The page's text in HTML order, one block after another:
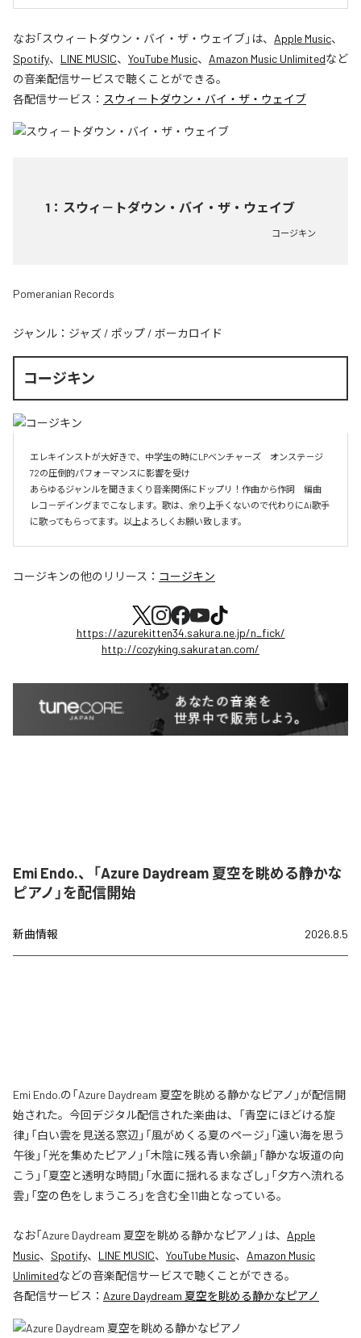
なお「スウィ－トダウン・バイ・ザ・ウェイブ」は、 Apple Music、
Spotify、 LINE MUSIC、 YouTube Music、 Amazon Music Unlimitedなど
の音楽配信サービスで聴くことができる。
各配信サービス： スウィ－トダウン・バイ・ザ・ウェイブ
1 ： スウィ－トダウン・バイ・ザ・ウェイブ
コージキン
Pomeranian Records
ジャンル： ジャズ / ポップ / ボーカロイド
コージキン
エレキインストが大好きで、中学生の時にLPベンチャ－ズ　オンステ－ジ
72の圧倒的パフォ－マンスに影響を受け
あらゆるジャンルを聞きまくり音楽関係にドップリ！作曲から作詞　編曲
レコ－デイングまでこなします。歌は、余り上手くないので代わりにAi歌手
に歌ってもらってます。以上よろしくお願い致します。
コージキンの他のリリース： コージキン
https://azurekitten34.sakura.ne.jp/n_fick/
http://cozyking.sakuratan.com/
Emi Endo.、「Azure Daydream 夏空を眺める静かな
ピアノ」を配信開始
新曲情報 2026.8.5
Emi Endo.の「Azure Daydream 夏空を眺める静かなピアノ」が配信開
始された。今回デジタル配信された楽曲は、「青空にほどける旋
律」「白い雲を見送る窓辺」「風がめくる夏のページ」「遠い海を思う
午後」「光を集めたピアノ」「木陰に残る青い余韻」「静かな坂道の向
こう」「夏空と透明な時間」「水面に揺れるまなざし」「夕方へ流れる
雲」「空の色をしまうころ」を含む全11曲となっている。
なお「Azure Daydream 夏空を眺める静かなピアノ 」は、 Apple
Music、 Spotify、 LINE MUSIC、 YouTube Music、 Amazon Music
Unlimitedなどの音楽配信サービスで聴くことができる。
各配信サービス： Azure Daydream 夏空を眺める静かなピアノ